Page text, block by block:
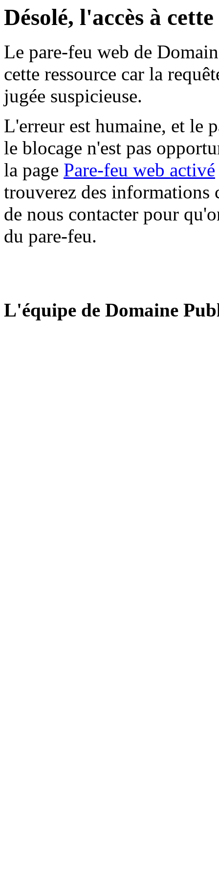
Désolé, l'accès à
Le pare-feu web de
cette ressource car la
jugée suspicieuse.
L'erreur est humaine, et le
le blocage n'est pas
la page Pare-feu web activé
trouverez des informations
de nous contacter pour
du pare-feu.
L'équipe de Domaine